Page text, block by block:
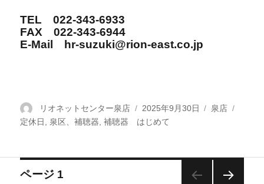
TEL 022-343-6933
FAX 022-343-6944
E-Mail hr-suzuki@rion-east.co.jp
投
稿
リオネットセンター泉店
投
稿
2025年9月30日
カ
ー
泉店
定休日 泉区、補聴器 ,補聴器 はじめて
投
ページ 1